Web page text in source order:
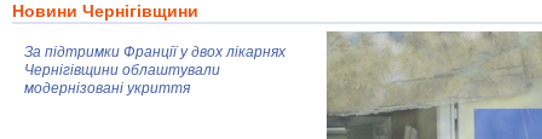
Новини Чернігівщини
За підтримки Франції у двох лікарнях
Чернігівщини облаштували
модернізовані укриття